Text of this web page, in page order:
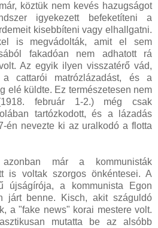
köztük nem kevés hazugságot
igyekezett befeketíteni a
kisebbíteni vagy elhallgatni.
is megvádolták, amit el sem
fakadóan nem adhatott rá
Az egyik ilyen visszatérő vád,
cattarói matrózlázadást, és a
elé küldte. Ez természetesen nem
február 1-2.) még csak
tartózkodott, és a lázadás
én nevezte ki az uralkodó a flotta
azonban már a kommunisták
is voltak szorgos önkéntesei. A
újságírója, a kommunista Egon
járt benne. Kisch, akit száguldó
a "fake news" korai mestere volt.
mutatta be az alsóbb